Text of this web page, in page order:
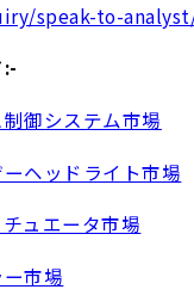
speak-to-
御システム市場
ヘッドライト市場
ュエータ市場
市場